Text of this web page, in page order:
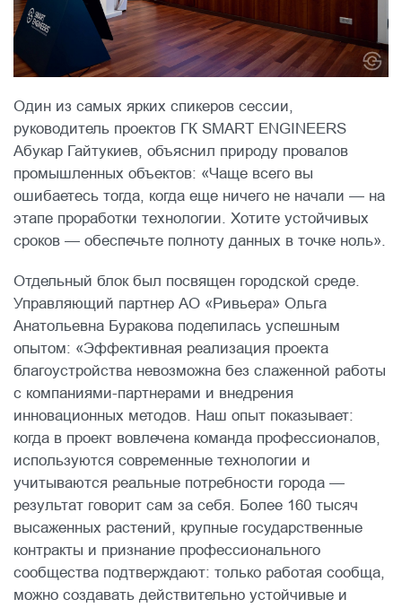
Один из самых ярких спикеров сессии,
руководитель проектов ГК SMART ENGINEERS
Абукар Гайтукиев, объяснил природу провалов
промышленных объектов: «Чаще всего вы
ошибаетесь тогда, когда еще ничего не начали — на
этапе проработки технологии. Хотите устойчивых
сроков — обеспечьте полноту данных в точке ноль».
Отдельный блок был посвящен городской среде.
Управляющий партнер АО «Ривьера» Ольга
Анатольевна Буракова поделилась успешным
опытом: «Эффективная реализация проекта
благоустройства невозможна без слаженной работы
с компаниями-партнерами и внедрения
инновационных методов. Наш опыт показывает:
когда в проект вовлечена команда профессионалов,
используются современные технологии и
учитываются реальные потребности города —
результат говорит сам за себя. Более 160 тысяч
высаженных растений, крупные государственные
контракты и признание профессионального
сообщества подтверждают: только работая сообща,
можно создавать действительно устойчивые и